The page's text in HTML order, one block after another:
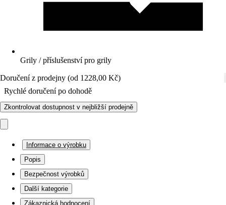
Grily / příslušenství pro grily
Doručení z prodejny (od 1228,00 Kč)
Rychlé doručení po dohodě
Zkontrolovat dostupnost v nejbližší prodejně
Informace o výrobku
Popis
Bezpečnost výrobků
Další kategorie
Zákaznická hodnocení